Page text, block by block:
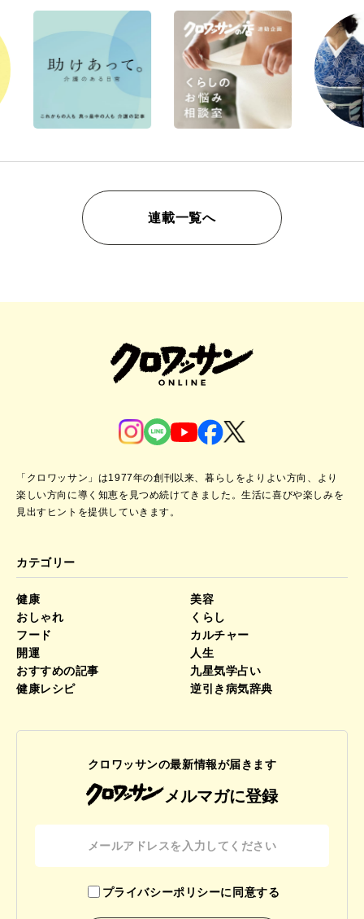
連載一覧へ
「クロワッサン」は1977年の創刊以来、暮らしをよりよい方向、より
楽しい方向に導く知恵を見つめ続けてきました。生活に喜びや楽しみを
見出すヒントを提供していきます。
カテゴリー
健康
美容
おしゃれ
くらし
フード
カルチャー
開運
人生
おすすめの記事
九星気学占い
健康レシピ
逆引き病気辞典
クロワッサンの最新情報が届きます
メルマガに登録
プライバシーポリシーに同意する